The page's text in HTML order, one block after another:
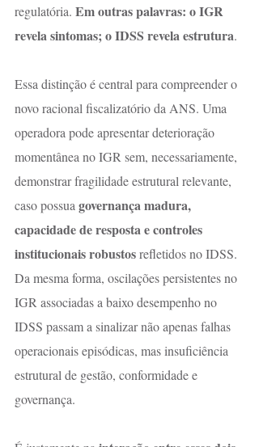
regulatória. Em outras palavras: o IGR
revela sintomas; o IDSS revela estrutura.
Essa distinção é central para compreender o
novo racional fiscalizatório da ANS. Uma
operadora pode apresentar deterioração
momentânea no IGR sem, necessariamente,
demonstrar fragilidade estrutural relevante,
caso possua governança madura,
capacidade de resposta e controles
institucionais robustos refletidos no IDSS.
Da mesma forma, oscilações persistentes no
IGR associadas a baixo desempenho no
IDSS passam a sinalizar não apenas falhas
operacionais episódicas, mas insuficiência
estrutural de gestão, conformidade e
governança.